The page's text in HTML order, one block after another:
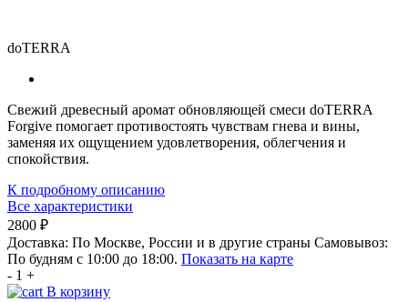
doTERRA
Свежий древесный аромат обновляющей смеси doTERRA
Forgive помогает противостоять чувствам гнева и вины,
заменяя их ощущением удовлетворения, облегчения и
спокойствия.
К подробному описанию
Все характеристики
2800 ₽
Доставка: По Москве, России и в другие страны Самовывоз:
По будням с 10:00 до 18:00. Показать на карте
- 1 +
В корзину